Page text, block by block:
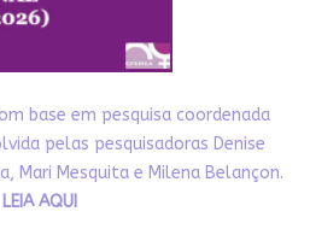
base em pesquisa coordenada
pelas pesquisadoras Denise
Mari Mesquita e Milena Belançon.
LEIA AQUI